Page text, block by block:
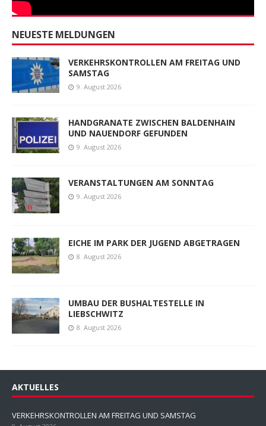
NEUESTE MELDUNGEN
VERKEHRSKONTROLLEN AM FREITAG UND
SAMSTAG
9. August 2026
HANDGRANATE ZWISCHEN BALDENHAIN
UND NAUENDORF GEFUNDEN
9. August 2026
VERANSTALTUNGEN AM SONNTAG
9. August 2026
EICHE IM PARK DER JUGEND ABGETRAGEN
8. August 2026
UMBAU DER BUSHALTESTELLE IN
LIEBSCHWITZ
8. August 2026
AKTUELLES
VERKEHRSKONTROLLEN AM FREITAG UND SAMSTAG